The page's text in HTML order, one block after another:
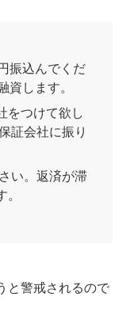
振込んでくだ
資します。
をつけて欲し
証会社に振り
い。返済が滞
と警戒されるので